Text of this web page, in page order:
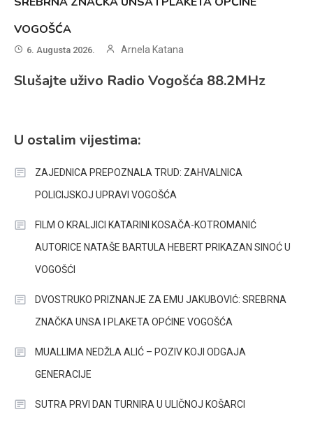
VOGOŠĆA
6. Augusta 2026. Arnela Katana
Slušajte uživo Radio Vogošća 88.2MHz
U ostalim vijestima:
ZAJEDNICA PREPOZNALA TRUD: ZAHVALNICA
POLICIJSKOJ UPRAVI VOGOŠĆA
FILM O KRALJICI KATARINI KOSAČA-KOTROMANIĆ
AUTORICE NATAŠE BARTULA HEBERT PRIKAZAN SINOĆ U
VOGOŠĆI
DVOSTRUKO PRIZNANJE ZA EMU JAKUBOVIĆ: SREBRNA
ZNAČKA UNSA I PLAKETA OPĆINE VOGOŠĆA
MUALLIMA NEDŽLA ALIĆ – POZIV KOJI ODGAJA
GENERACIJE
SUTRA PRVI DAN TURNIRA U ULIČNOJ KOŠARCI